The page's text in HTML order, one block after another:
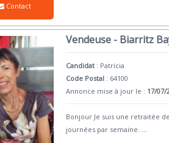
Contact
Vendeuse - Biarritz
Candidat : Patricia
Code Postal : 64100
Annonce mise à jour le : 17/07/
Bonjour Je suis une retraitée
journées par semaine.